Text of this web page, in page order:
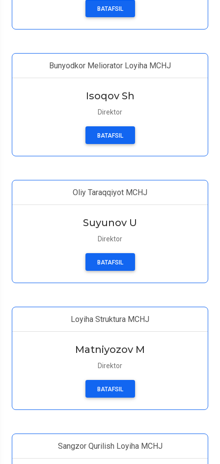
BATAFSIL
Bunyodkor Meliorator Loyiha MCHJ
Isoqov Sh
Direktor
BATAFSIL
Oliy Taraqqiyot MCHJ
Suyunov U
Direktor
BATAFSIL
Loyiha Struktura MCHJ
Matniyozov M
Direktor
BATAFSIL
Sangzor Qurilish Loyiha MCHJ